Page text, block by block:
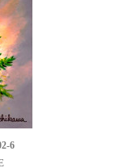
6